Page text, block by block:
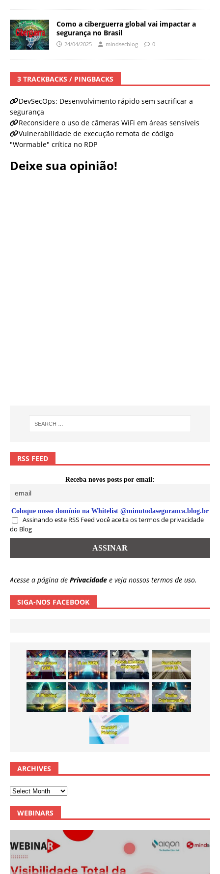
Como a ciberguerra global vai impactar a
segurança no Brasil
24/04/2025 mindsecblog 0
3 TRACKBACKS / PINGBACKS
DevSecOps: Desenvolvimento rápido sem sacrificar a
segurança
Reconsidere o uso de câmeras WiFi em áreas sensíveis
Vulnerabilidade de execução remota de código
"Wormable" crítica no RDP
Deixe sua opinião!
RSS FEED
Receba novos posts por email:
Coloque nosso domínio na Whitelist @minutodaseguranca.blog.br
Assinando este RSS Feed você aceita os termos de privacidade
do Blog
Acesse a página de Privacidade e veja nossos termos de uso.
SIGA-NOS FACEBOOK
ARCHIVES
WEBINARS